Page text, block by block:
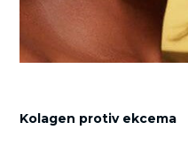
Kolagen protiv ekcema